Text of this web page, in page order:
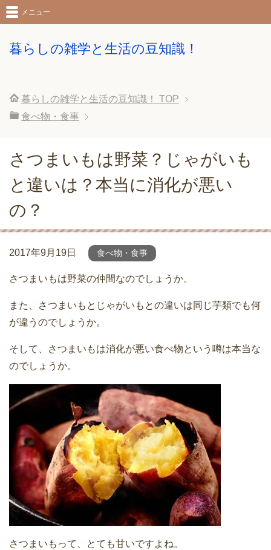
暮らしの雑学と生活の豆知識！
メニュー
暮らしの雑学と生活の豆知識！
TOP
食べ物・食事
さつまいもは野菜？じゃがいも
と違いは？本当に消化が悪い
の？
2017年9月19日 食べ物・食事
さつまいもは野菜の仲間なのでしょうか。
また、さつまいもとじゃがいもとの違いは同じ芋類でも何
が違うのでしょうか。
そして、さつまいもは消化が悪い食べ物という噂は本当な
のでしょうか。
さつまいもって、とても甘いですよね。